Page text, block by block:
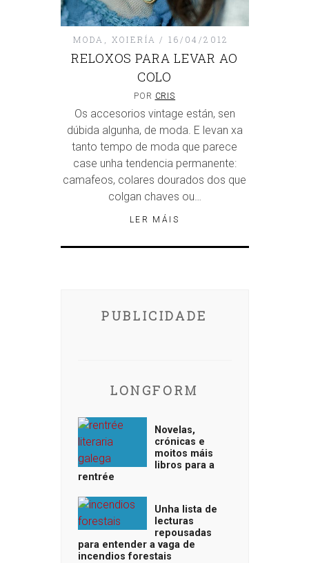
MODA XOIERÍA 16/04/2012
RELOXOS PARA LEVAR AO
COLO
POR CRIS
Os accesorios vintage están, sen
dúbida algunha, de moda. E levan xa
tanto tempo de moda que parece
case unha tendencia permanente:
camafeos, colares dourados dos que
colgan chaves ou…
LER MÁIS
PUBLICIDADE
LONGFORM
Novelas,
crónicas e
moitos máis
libros para a
rentrée
Unha lista de
lecturas
repousadas
para entender a vaga de
incendios forestais